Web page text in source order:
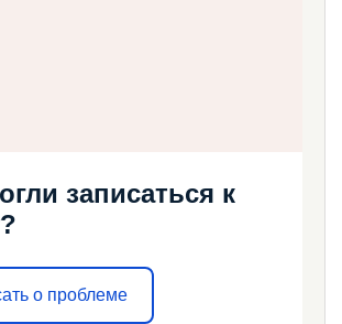
записаться к
о проблеме